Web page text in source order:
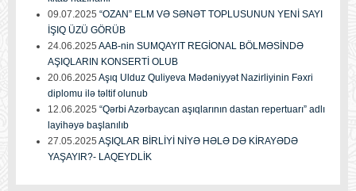
09.07.2025 “OZAN” ELM VƏ SƏNƏT TOPLUSUNUN YENİ SAYI
İŞIQ ÜZÜ GÖRÜB
24.06.2025 AAB-nin SUMQAYIT REGİONAL BÖLMƏSİNDƏ
AŞIQLARIN KONSERTİ OLUB
20.06.2025 Aşıq Ulduz Quliyeva Mədəniyyət Nazirliyinin Fəxri
diplomu ilə təltif olunub
12.06.2025 “Qərbi Azərbaycan aşıqlarının dastan repertuarı” adlı
layihəyə başlanılıb
27.05.2025 AŞIQLAR BİRLİYİ NİYƏ HƏLƏ DƏ KİRAYƏDƏ
YAŞAYIR?- LAQEYDLİK